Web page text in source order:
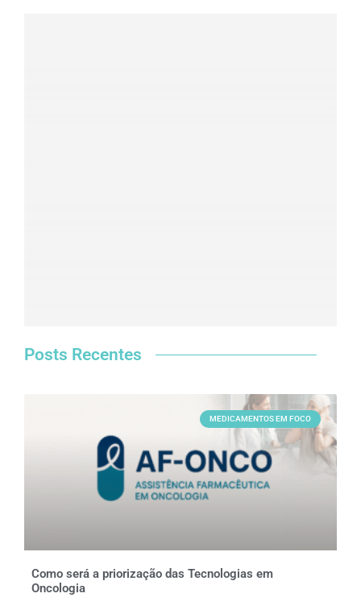
Posts Recentes
MEDICAMENTOS EM FOCO
Como será a priorização das Tecnologias em
Oncologia